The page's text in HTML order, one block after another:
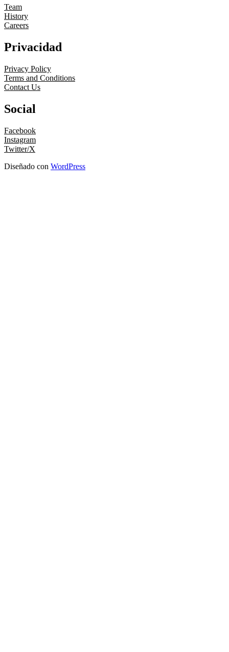
Team
History
Careers
Privacidad
Privacy Policy
Terms and Conditions
Contact Us
Social
Facebook
Instagram
Twitter/X
Diseñado con WordPress